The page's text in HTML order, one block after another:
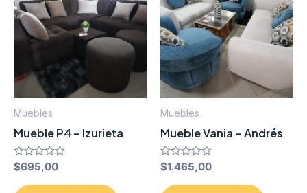
Muebles
Mueble P4 – Izurieta
Rated
0
out
$695,00
Muebles
Mueble Vania – Andrés
Rated
0
out
$1.465,00